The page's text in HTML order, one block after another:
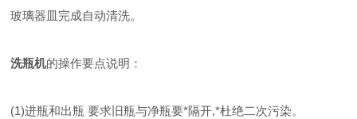
玻璃器皿完成自动清洗。
洗瓶机的操作要点说明：
(1)进瓶和出瓶 要求旧瓶与净瓶要*隔开,*杜绝二次污染。